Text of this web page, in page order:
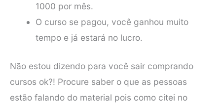
1000 por mês.
O curso se pagou, você ganhou muito
tempo e já estará no lucro.
Não estou dizendo para você sair comprando
cursos ok?! Procure saber o que as pessoas
estão falando do material pois como citei no